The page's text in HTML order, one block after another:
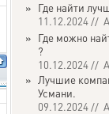
» Где найти
11.12.2024 //
» Где можно
?
10.12.2024 //
» Лучшие
Усмани.
09.12.2024 //